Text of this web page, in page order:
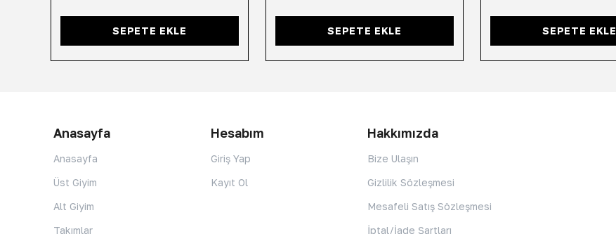
SEPETE EKLE SEPETE EKLE SEPETE EKLE
Anasayfa
Anasayfa
Üst Giyim
Alt Giyim
Takımlar
Hesabım
Giriş Yap
Kayıt Ol
Hakkımızda
Bize Ulaşın
Gizlilik Sözleşmesi
Mesafeli Satış Sözleşmesi
İptal/İade Şartları